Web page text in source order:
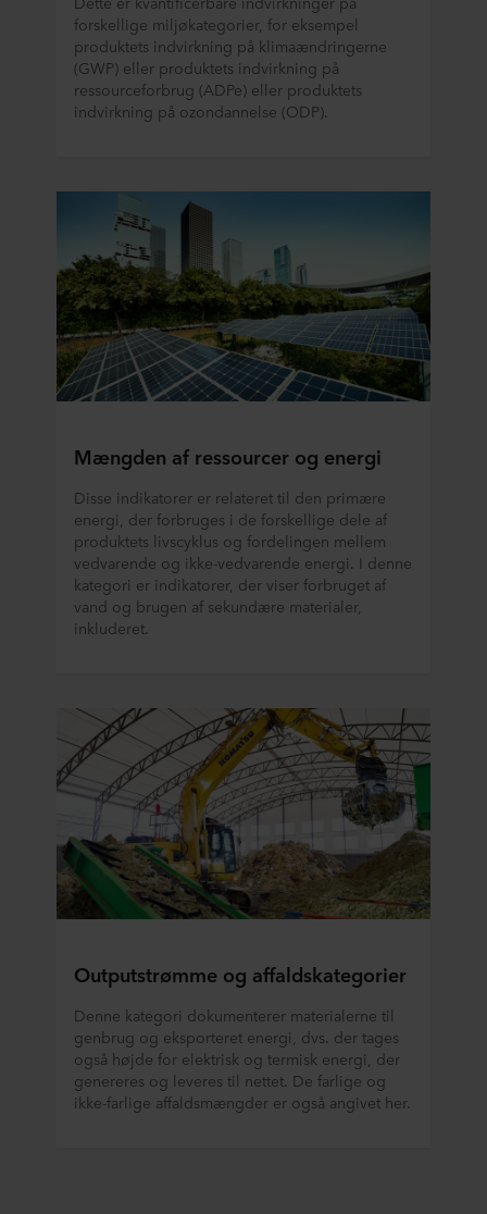
forskellige miljøkategorier, for eksempel
produktets indvirkning på klimaændringerne
(GWP) eller produktets indvirkning på
ressourceforbrug (ADPe) eller produktets
indvirkning på ozondannelse (ODP).
Mængden af ressourcer og energi
Disse indikatorer er relateret til den primære
energi, der forbruges i de forskellige dele af
produktets livscyklus og fordelingen mellem
vedvarende og ikke-vedvarende energi. I denne
kategori er indikatorer, der viser forbruget af
vand og brugen af ​​sekundære materialer,
inkluderet.
Outputstrømme og affaldskategorier
Denne kategori dokumenterer materialerne til
genbrug og eksporteret energi, dvs. der tages
også højde for elektrisk og termisk energi, der
genereres og leveres til nettet. De farlige og
ikke-farlige affaldsmængder er også angivet her.